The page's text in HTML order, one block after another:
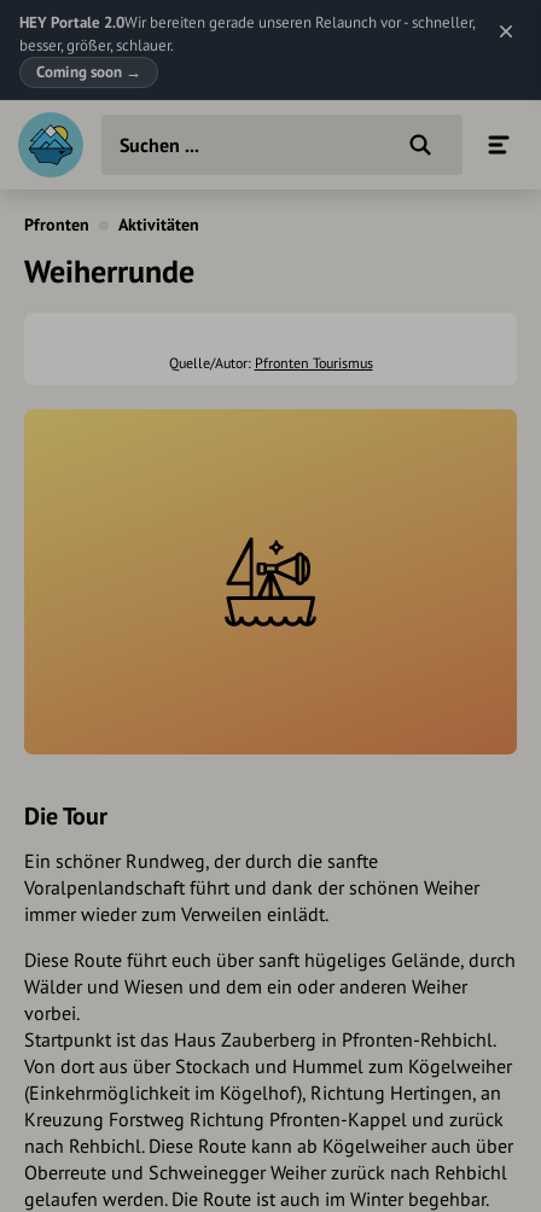
HEY Portale 2.0Wir bereiten gerade unseren Relaunch vor - schneller,
besser, größer, schlauer.
Coming soon →
Pfronten Aktivitäten
Weiherrunde
Quelle/Autor: Pfronten Tourismus
Die Tour
Ein schöner Rundweg, der durch die sanfte
Voralpenlandschaft führt und dank der schönen Weiher
immer wieder zum Verweilen einlädt.
Diese Route führt euch über sanft hügeliges Gelände, durch
Wälder und Wiesen und dem ein oder anderen Weiher
vorbei.
Startpunkt ist das Haus Zauberberg in Pfronten-Rehbichl.
Von dort aus über Stockach und Hummel zum Kögelweiher
(Einkehrmöglichkeit im Kögelhof), Richtung Hertingen, an
Kreuzung Forstweg Richtung Pfronten-Kappel und zurück
nach Rehbichl. Diese Route kann ab Kögelweiher auch über
Oberreute und Schweinegger Weiher zurück nach Rehbichl
gelaufen werden. Die Route ist auch im Winter begehbar.